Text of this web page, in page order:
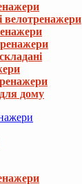
велотренажери
дому